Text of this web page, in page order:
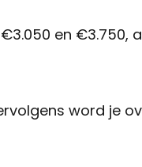
en €3.750,
word je